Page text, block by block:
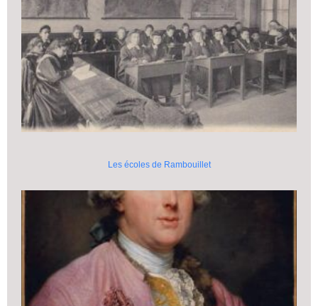
Les écoles de Rambouillet